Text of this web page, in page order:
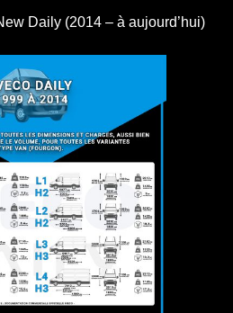
Daily (2014 – à aujourd’hui)